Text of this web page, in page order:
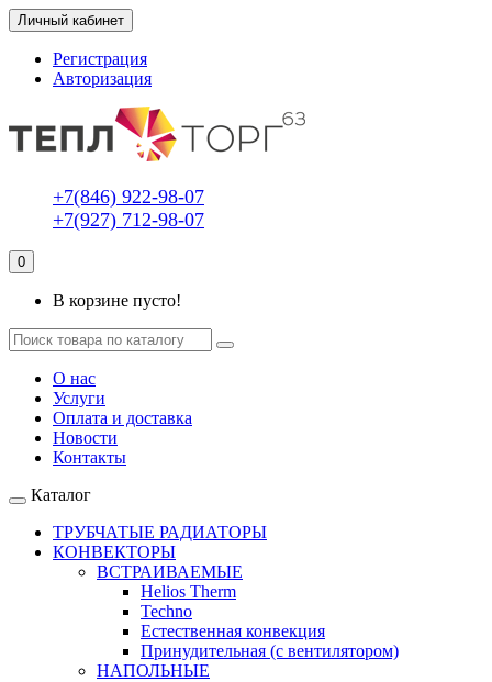
Личный кабинет
Регистрация
Авторизация
+7(846) 922-98-07
+7(927) 712-98-07
0
В корзине пусто!
О нас
Услуги
Оплата и доставка
Новости
Контакты
Каталог
ТРУБЧАТЫЕ РАДИАТОРЫ
КОНВЕКТОРЫ
ВСТРАИВАЕМЫЕ
Helios Therm
Techno
Естественная конвекция
Принудительная (с вентилятором)
НАПОЛЬНЫЕ